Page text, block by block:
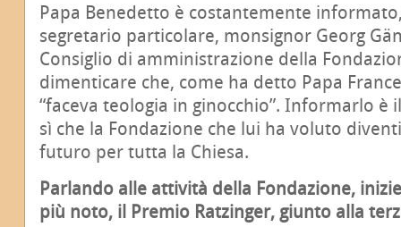
Papa Benedetto è costantemente
segretario particolare, monsignor Georg
Consiglio di amministrazione della
dimenticare che, come ha detto Papa
“faceva teologia in ginocchio”. Informarlo
sì che la Fondazione che lui ha voluto
futuro per tutta la Chiesa.
Parlando alle attività della Fondazione,
più noto, il Premio Ratzinger, giunto alla